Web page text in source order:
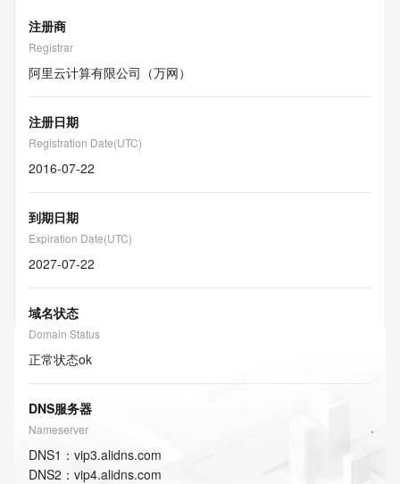
注册商
Registrar
阿里云计算有限公司（万网）
注册日期
Registration Date(UTC)
2016-07-22
到期日期
Expiration Date(UTC)
2027-07-22
域名状态
Domain Status
正常状态ok
DNS服务器
Nameserver
DNS1 ： vip3.alidns.com
DNS2 ： vip4.alidns.com